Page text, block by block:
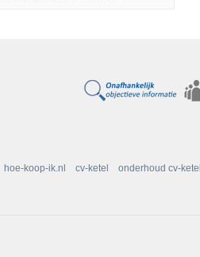
hoe-koop-ik.nl cv-ketel onderhoud cv-ketel